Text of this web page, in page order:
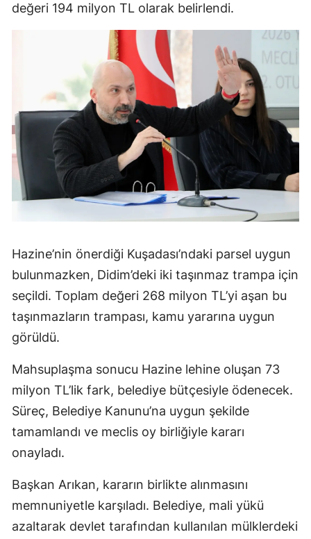
değeri 194 milyon TL olarak belirlendi.
Hazine’nin önerdiği Kuşadası’ndaki parsel uygun
bulunmazken, Didim’deki iki taşınmaz trampa için
seçildi. Toplam değeri 268 milyon TL’yi aşan bu
taşınmazların trampası, kamu yararına uygun
görüldü.
Mahsuplaşma sonucu Hazine lehine oluşan 73
milyon TL’lik fark, belediye bütçesiyle ödenecek.
Süreç, Belediye Kanunu’na uygun şekilde
tamamlandı ve meclis oy birliğiyle kararı
onayladı.
Başkan Arıkan, kararın birlikte alınmasını
memnuniyetle karşıladı. Belediye, mali yükü
azaltarak devlet tarafından kullanılan mülklerdeki